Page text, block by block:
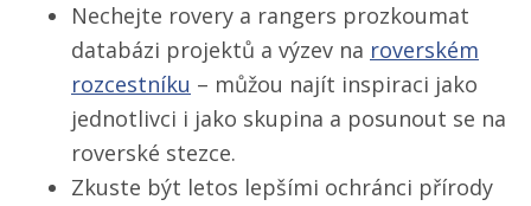
Nechejte rovery a rangers prozkoumat
databázi projektů a výzev na roverském
rozcestníku – můžou najít inspiraci jako
jednotlivci i jako skupina a posunout se na
roverské stezce.
Zkuste být letos lepšími ochránci přírody